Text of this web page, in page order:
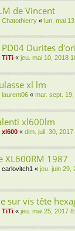
de Vincent
Chatothierry « lun. mai
PD04 Durites
TiTi « jeu. mai 10, 2018
xl lm
laurent06 « mar. sept.
xl600lm
xl600 « dim. juil. 30,
XL600RM 1987
carlovitch1 « jeu. juin 29,
sur vis tête
TiTi « jeu. mai 25, 2017